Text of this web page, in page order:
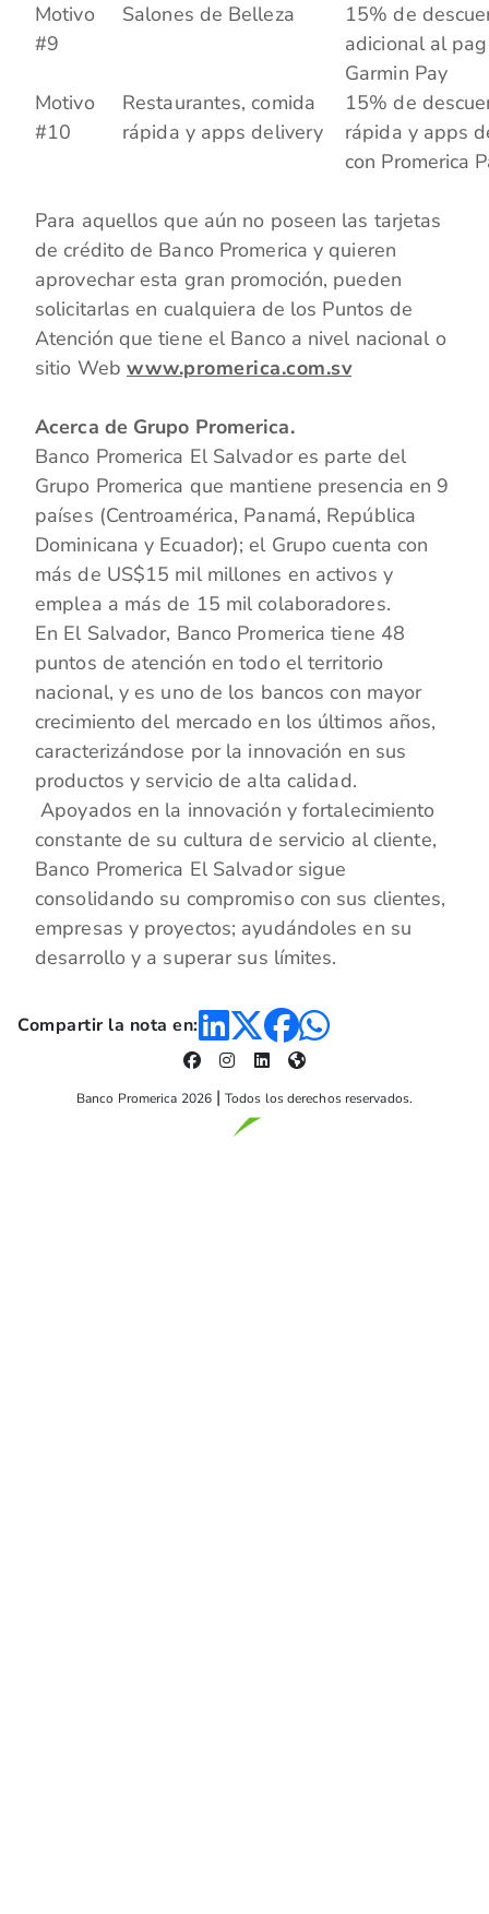
Motivo
#9
Salones de Belleza
15% de
adicional al
Garmin Pay
Motivo
#10
Restaurantes, comida
rápida y apps delivery
15% de
rápida y apps
con Promerica
Para aquellos que aún no poseen las tarjetas
de crédito de Banco Promerica y quieren
aprovechar esta gran promoción, pueden
solicitarlas en cualquiera de los Puntos de
Atención que tiene el Banco a nivel nacional o
sitio Web www.promerica.com.sv
Acerca de Grupo Promerica.
Banco Promerica El Salvador es parte del
Grupo Promerica que mantiene presencia en 9
países (Centroamérica, Panamá, República
Dominicana y Ecuador); el Grupo cuenta con
más de US$15 mil millones en activos y
emplea a más de 15 mil colaboradores.
En El Salvador, Banco Promerica tiene 48
puntos de atención en todo el territorio
nacional, y es uno de los bancos con mayor
crecimiento del mercado en los últimos años,
caracterizándose por la innovación en sus
productos y servicio de alta calidad.
Apoyados en la innovación y fortalecimiento
constante de su cultura de servicio al cliente,
Banco Promerica El Salvador sigue
consolidando su compromiso con sus clientes,
empresas y proyectos; ayudándoles en su
desarrollo y a superar sus límites.
Compartir la nota en:
Banco Promerica 2026 Todos los derechos reservados.